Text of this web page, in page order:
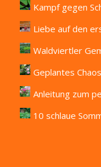
Kampf gegen
Liebe auf den
Waldviertler
Geplantes
Anleitung zum
10 schlaue